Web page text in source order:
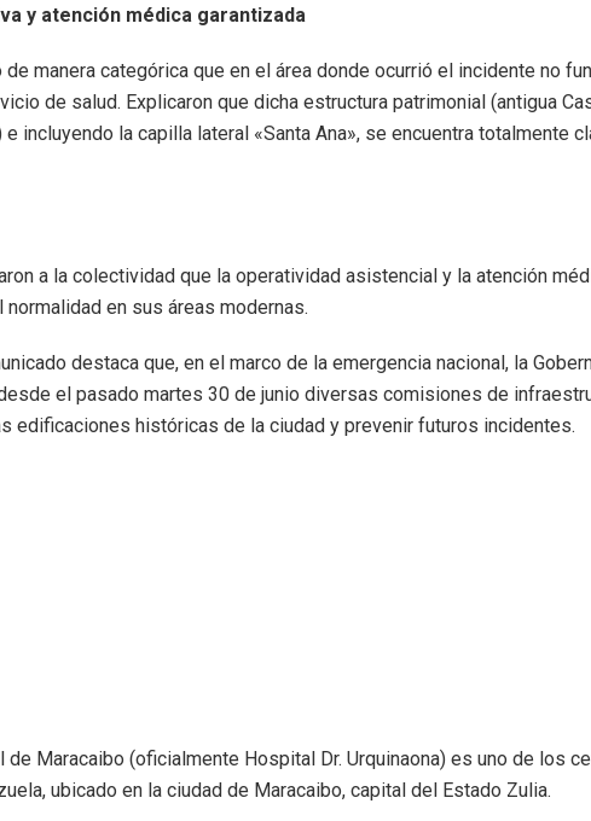
y atención médica garantizada
de manera categórica que en el área donde ocurrió el incidente no
de salud. Explicaron que dicha estructura patrimonial (antigua
incluyendo la capilla lateral «Santa Ana», se encuentra totalmente
a la colectividad que la operatividad asistencial y la atención
normalidad en sus áreas modernas.
destaca que, en el marco de la emergencia nacional, la
el pasado martes 30 de junio diversas comisiones de
edificaciones históricas de la ciudad y prevenir futuros incidentes.
de Maracaibo (oficialmente Hospital Dr. Urquinaona) es uno de los
ubicado en la ciudad de Maracaibo, capital del Estado Zulia.